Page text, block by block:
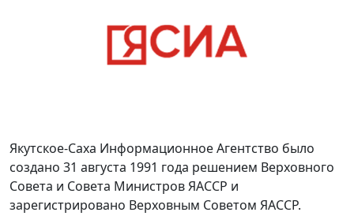
Якутское-Саха Информационное Агентство было
создано 31 августа 1991 года решением Верховного
Совета и Совета Министров ЯАССР и
зарегистрировано Верховным Советом ЯАССР.